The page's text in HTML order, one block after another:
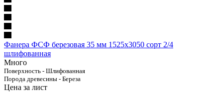
Фанера ФСФ березовая 35 мм 1525х3050 сорт 2/4
шлифованная
Много
Поверхность - Шлифованная
Порода древесины - Береза
Цена за лист